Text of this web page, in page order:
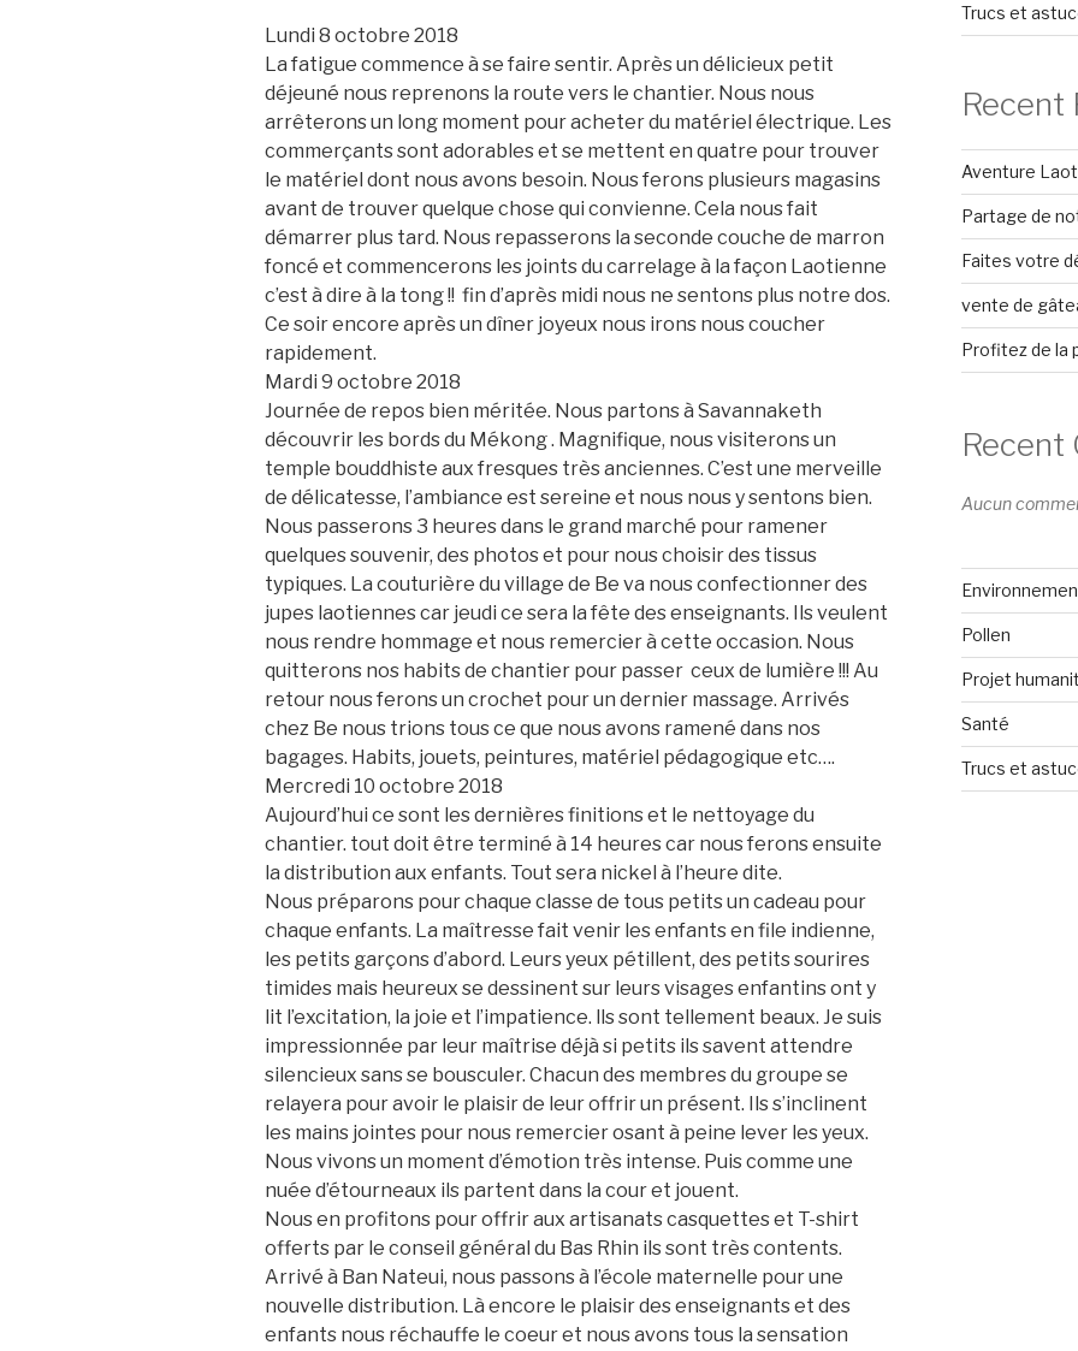
Lundi 8 octobre 2018
La fatigue commence à se faire sentir. Après un délicieux petit
déjeuné nous reprenons la route vers le chantier. Nous nous
arrêterons un long moment pour acheter du matériel électrique. Les
commerçants sont adorables et se mettent en quatre pour trouver
le matériel dont nous avons besoin. Nous ferons plusieurs magasins
avant de trouver quelque chose qui convienne. Cela nous fait
démarrer plus tard. Nous repasserons la seconde couche de marron
foncé et commencerons les joints du carrelage à la façon Laotienne
c’est à dire à la tong !! fin d’après midi nous ne sentons plus notre dos.
Ce soir encore après un dîner joyeux nous irons nous coucher
rapidement.
Mardi 9 octobre 2018
Journée de repos bien méritée. Nous partons à Savannaketh
découvrir les bords du Mékong . Magnifique, nous visiterons un
temple bouddhiste aux fresques très anciennes. C’est une merveille
de délicatesse, l’ambiance est sereine et nous nous y sentons bien.
Nous passerons 3 heures dans le grand marché pour ramener
quelquessouvenir, des photos et pour nous choisir des tissus
typiques. La couturière du village de Be va nous confectionner des
jupes laotiennes car jeudi ce sera la fête des enseignants. Ils veulent
nous rendre hommage et nous remercier à cette occasion. Nous
quitterons nos habits de chantier pour passer ceux de lumière !!! Au
retour nous ferons un crochet pour un dernier massage. Arrivés
chez Be nous trions tous ce que nous avons ramené dans nos
bagages. Habits, jouets, peintures, matériel pédagogique etc….
Mercredi 10 octobre 2018
Aujourd’hui ce sont les dernières finitions et le nettoyage du
chantier. tout doit être terminé à 14 heures car nous ferons ensuite
la distribution aux enfants. Tout sera nickel à l’heure dite.
Nous préparons pour chaque classe de tous petits un cadeau pour
chaque enfants. La maîtresse fait venir les enfants en file indienne,
les petits garçons d’abord. Leurs yeux pétillent, des petits sourires
timides mais heureux se dessinent sur leurs visages enfantins ont y
lit l’excitation, la joie et l’impatience. lls sont tellement beaux. Je suis
impressionnée par leur maîtrise déjà si petits ils savent attendre
silencieux sans se bousculer. Chacun des membres du groupe se
relayera pour avoir le plaisir de leur offrir un présent. Ils s’inclinent
les mains jointes pour nous remercier osant à peine lever les yeux.
Nous vivons un moment d’émotion très intense. Puis comme une
nuée d’étourneaux ils partent dans la cour et jouent.
Nous en profitons pour offrir aux artisanats casquettes et T-shirt
offerts par le conseil général du Bas Rhin ils sont très contents.
Arrivé à Ban Nateui, nous passons à l’école maternelle pour une
nouvelle distribution. Là encore le plaisir des enseignants et des
enfants nous réchauffe le coeur et nous avons tous la sensation
Trucs et
Recent
Aventure
Partage de
Faites votre
vente de
Profitez de la
Recent
Aucun
Pollen
Projet
Santé
Trucs et